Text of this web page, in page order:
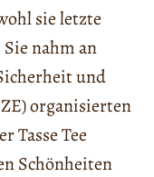
sie letzte
nahm an
und
organisierten
Tasse Tee
Schönheiten